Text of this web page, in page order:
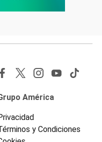
América
y Condiciones